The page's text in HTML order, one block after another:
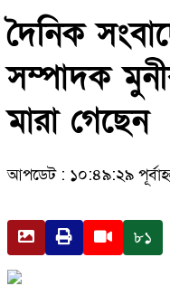
দৈনিক
সম্পাদক
মারা গেছেন
আপডেট : ১০:৪৯:২৯
৮১